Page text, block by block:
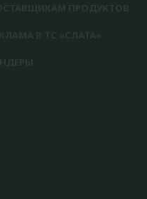
ПРОДУКТОВ
В ТС «СЛАТА»